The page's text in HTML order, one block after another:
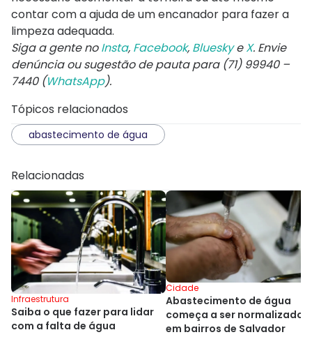
contar com a ajuda de um encanador para fazer a
limpeza adequada.
Siga a gente noInsta, Facebook, BlueskyeX. Envie
denúncia ou sugestão de pauta para (71) 99940 –
7440 (WhatsApp).
Tópicos relacionados
abastecimento de água
Relacionadas
Infraestrutura
Saiba o que fazer para lidar
com a falta de água
Cidade
Abastecimento de água
começa a ser normalizado
em bairros de Salvador